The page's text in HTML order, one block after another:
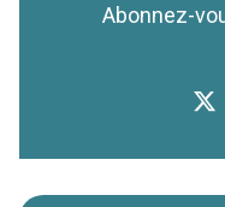
Abonnez-